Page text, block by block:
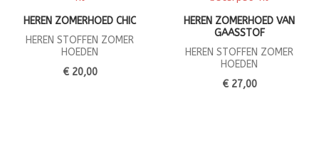
HEREN ZOMERHOED CHIC
HEREN STOFFEN ZOMER
HOEDEN
€ 20,00
HEREN ZOMERHOED VAN
GAASSTOF
HEREN STOFFEN ZOMER
HOEDEN
€ 27,00